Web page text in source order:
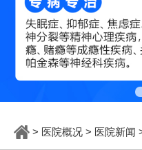
> 医院概况> 医院新闻